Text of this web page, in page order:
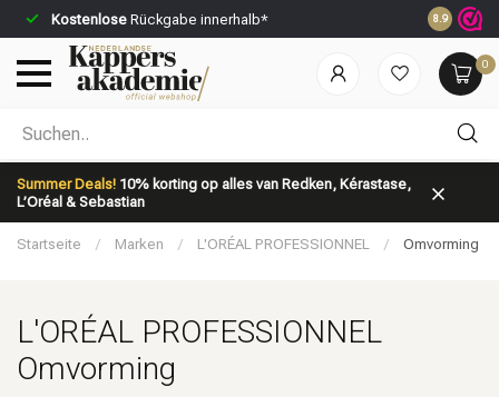
Kostenlose Rückgabe innerhalb* Vor 23:59
8.9
0
Summer Deals! 10% korting op alles van Redken, Kérastase,
L’Oréal & Sebastian
Nach welcher Kategorie suchst du?
Startseite / Marken / L'ORÉAL PROFESSIONNEL / Omvorming
L'ORÉAL PROFESSIONNEL
Omvorming